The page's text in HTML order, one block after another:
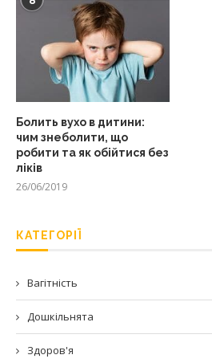
Болить вухо в дитини:
чим знеболити, що
робити та як обійтися без
ліків
26/06/2019
КАТЕГОРІЇ
Вагітність
Дошкільнята
Здоров'я